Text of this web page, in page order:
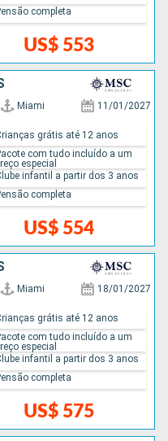
US$ 553
completa
Miami 11/01/2027
US$ 554
grátis até 12 anos
com tudo incluído a um
especial
infantil a partir dos 3 anos
completa
Miami 18/01/2027
US$ 575
grátis até 12 anos
com tudo incluído a um
especial
infantil a partir dos 3 anos
completa